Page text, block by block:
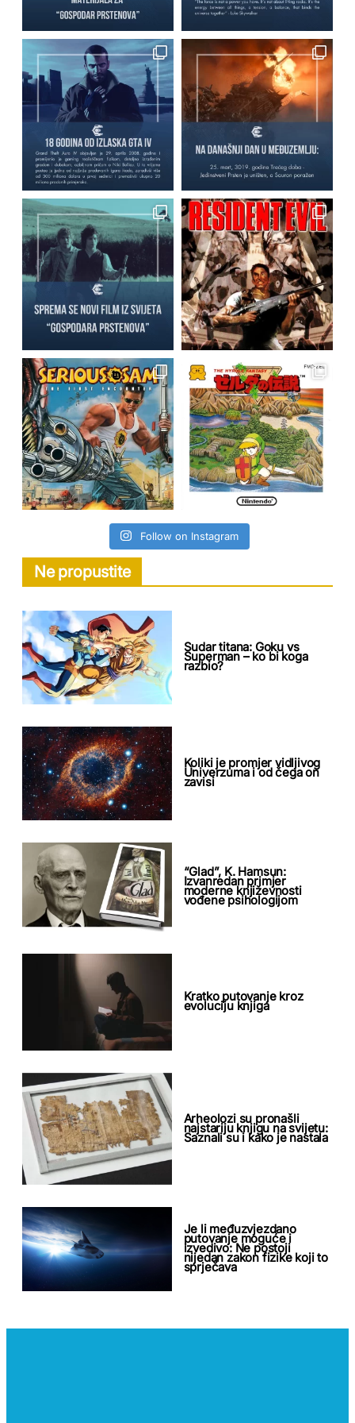
Follow on Instagram
Ne propustite
Sudar titana: Goku vs
Superman – ko bi koga
razbio?
Koliki je promjer vidljivog
Univerzuma i od čega on
zavisi
“Glad”, K. Hamsun:
Izvanredan primjer
moderne književnosti
vođene psihologijom
Kratko putovanje kroz
evoluciju knjiga
Arheolozi su pronašli
najstariju knjigu na svijetu:
Saznali su i kako je nastala
Je li međuzvjezdano
putovanje moguće i
izvedivo: Ne postoji
nijedan zakon fizike koji to
sprječava